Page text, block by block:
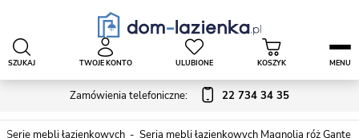
Zamówienia telefoniczne: 22 734 34 35
SZUKAJ TWOJE KONTO ULUBIONE KOSZYK MENU
Serie mebli łazienkowych Seria mebli łazienkowych Magnolia róż Gante